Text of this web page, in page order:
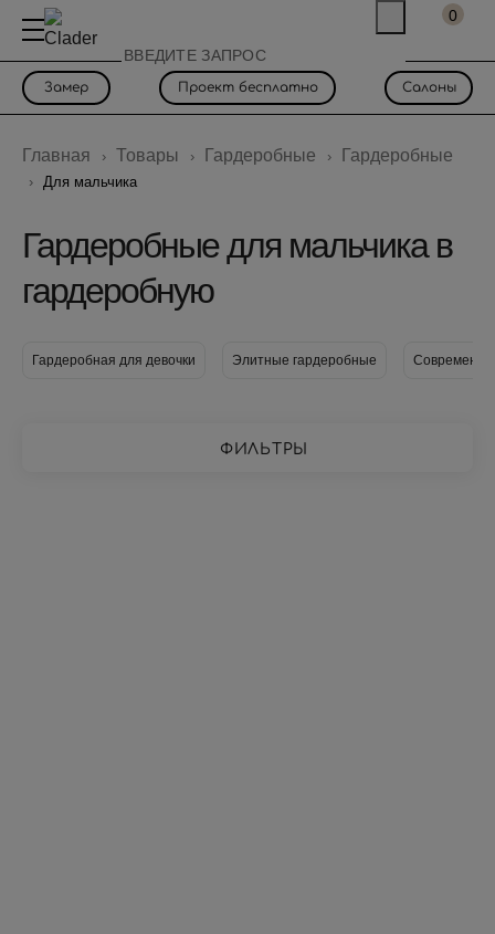
0
Замер Проект бесплатно Салоны
Главная Товары Гардеробные Гардеробные
Для мальчика
Гардеробные для мальчика в
гардеробную
Гардеробная для девочки Элитные гардеробные
ФИЛЬТРЫ